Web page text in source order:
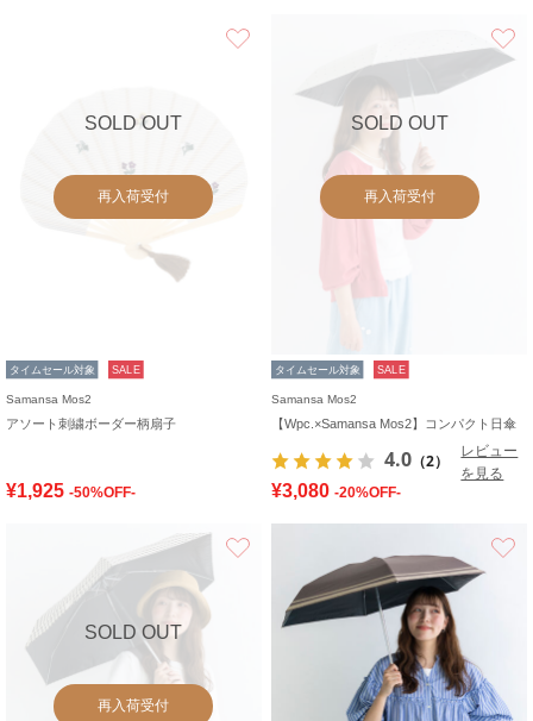
SOLD OUT
再入荷受付
タイムセール対象 SALE
Samansa Mos2
アソート刺繍ボーダー柄扇子
¥1,925 -50%OFF-
SOLD OUT
再入荷受付
タイムセール対象 SALE
Samansa Mos2
【Wpc.×Samansa Mos2】コンパクト日傘
4.0 （2）
レビュー
を見る
¥3,080 -20%OFF-
SOLD OUT
再入荷受付